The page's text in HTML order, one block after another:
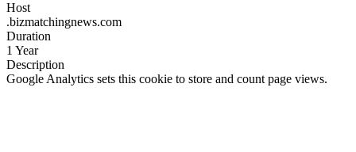
Host
.bizmatchingnews.com
Duration
1 Year
Description
Google Analytics sets this cookie to store and count page views.